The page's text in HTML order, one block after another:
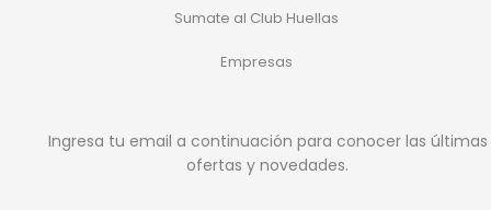
Sumate al Club Huellas
Empresas
Ingresa tu email a continuación para conocer las últimas
ofertas y novedades.